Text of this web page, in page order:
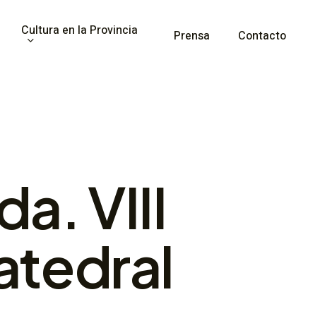
Cultura en la Provincia Prensa Contacto
VIII